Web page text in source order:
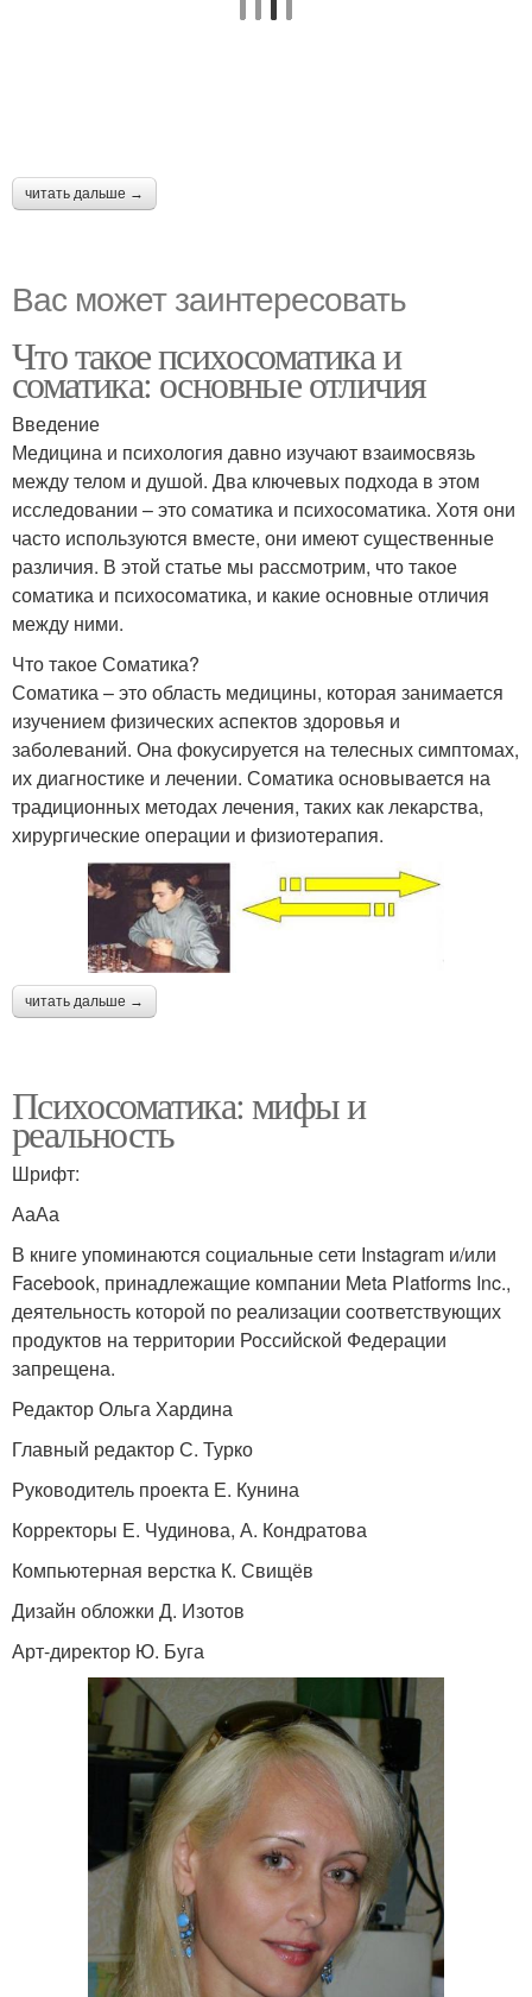
читать дальше →
Вас может заинтересовать
Что такое психосоматика и
соматика: основные отличия
Введение
Медицина и психология давно изучают взаимосвязь
между телом и душой. Два ключевых подхода в этом
исследовании – это соматика и психосоматика. Хотя они
часто используются вместе, они имеют существенные
различия. В этой статье мы рассмотрим, что такое
соматика и психосоматика, и какие основные отличия
между ними.
Что такое Соматика?
Соматика – это область медицины, которая занимается
изучением физических аспектов здоровья и
заболеваний. Она фокусируется на телесных симптомах,
их диагностике и лечении. Соматика основывается на
традиционных методах лечения, таких как лекарства,
хирургические операции и физиотерапия.
читать дальше →
Психосоматика: мифы и
реальность
Шрифт:
АаАа
В книге упоминаются социальные сети Instagram и/или
Facebook, принадлежащие компании Meta Platforms Inc.,
деятельность которой по реализации соответствующих
продуктов на территории Российской Федерации
запрещена.
Редактор Ольга Хардина
Главный редактор С. Турко
Руководитель проекта Е. Кунина
Корректоры Е. Чудинова, А. Кондратова
Компьютерная верстка К. Свищёв
Дизайн обложки Д. Изотов
Арт-директор Ю. Буга